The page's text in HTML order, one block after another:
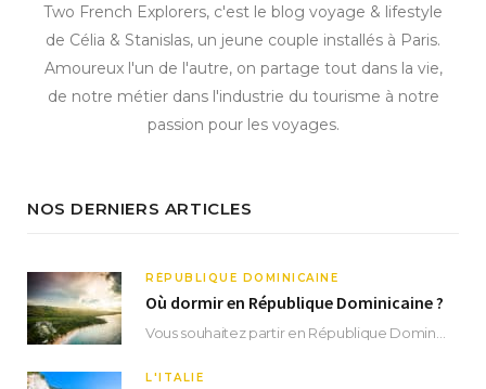
Two French Explorers, c'est le blog voyage & lifestyle
de Célia & Stanislas, un jeune couple installés à Paris.
Amoureux l'un de l'autre, on partage tout dans la vie,
de notre métier dans l'industrie du tourisme à notre
passion pour les voyages.
NOS DERNIERS ARTICLES
RÉPUBLIQUE DOMINICAINE
Où dormir en République Dominicaine ?
L'ITALIE